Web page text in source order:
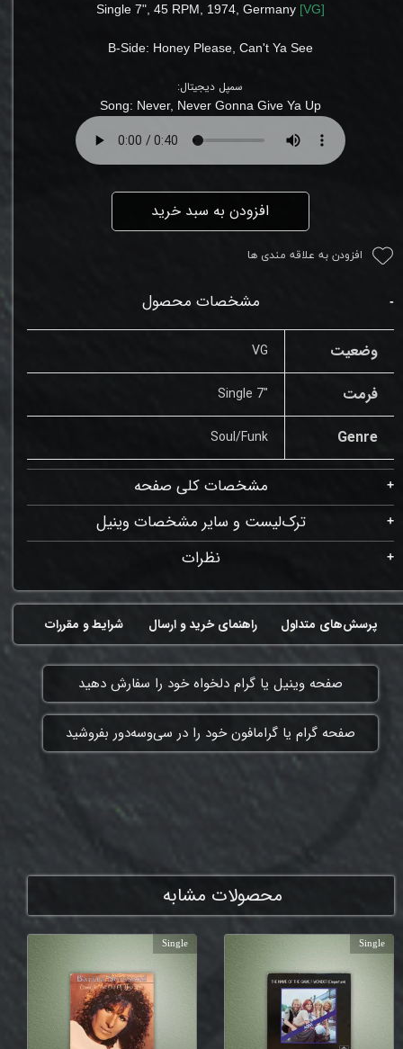
Single 7", 45 RPM, 1974, Germany [VG]
B-Side: Honey Please, Can't Ya See
سمپل دیجیتال:
Song: Never, Never Gonna Give Ya Up
افزودن به سبد خرید
افزودن به علاقه مندی ها
مشخصات محصول
وضعیت VG
فرمت "Single 7
Genre
Soul/Funk
مشخصات کلی صفحه
ترک‌لیست و سایر مشخصات وینیل
نظرات
شرایط و مقررات راهنمای خرید و ارسال پرسش‌های متداول
​صفحه وینیل یا گرام دلخواه خود را سفارش دهید
​صفحه گرام یا گرامافون خود را در سی‌وسه‌دور بفروشید
محصولات مشابه
Single
Single